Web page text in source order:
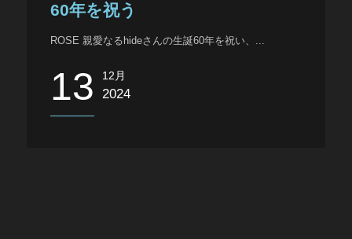
Japanese
60年を祝う
ROSE 親愛なるhideさんの生誕60年を祝い、...
13 12月
2024